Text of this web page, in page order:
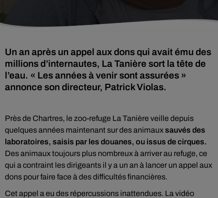
Un an après un appel aux dons qui avait ému des
millions d’internautes, La Tanière sort la tête de
l’eau. « Les années à venir sont assurées »
annonce son directeur, Patrick Violas.
Près de Chartres, le zoo-refuge La Tanière veille depuis
quelques années maintenant sur des animauxsauvés des
laboratoires, saisis par les douanes, ou issus de cirques.
Des animaux toujours plus nombreux à arriver au refuge, ce
qui a contraint les dirigeants il y a un an à lancer un appel aux
dons pour faire face à des difficultés financières.
Cet appel a eu des répercussions inattendues. La vidéo